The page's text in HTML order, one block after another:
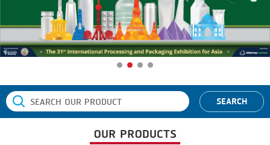
BANDING
BLANCHING
BOILING
CLIPPING
ยี่ห้อสินค้า
BANDALL
CARSOE
DORIT
ข่าว
ติดต่อเรา
SEARCH
OUR PRODUCTS